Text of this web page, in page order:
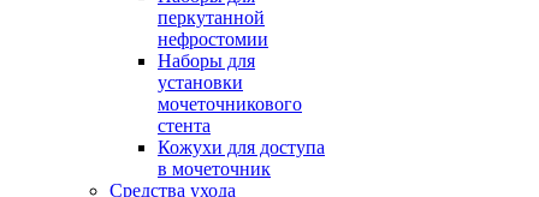
перкутанной
нефростомии
Наборы для
установки
мочеточникового
стента
Кожухи для доступа
в мочеточник
Средства ухода